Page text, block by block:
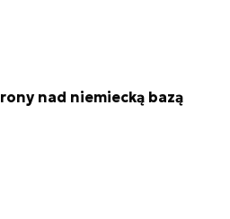
nad niemiecką bazą